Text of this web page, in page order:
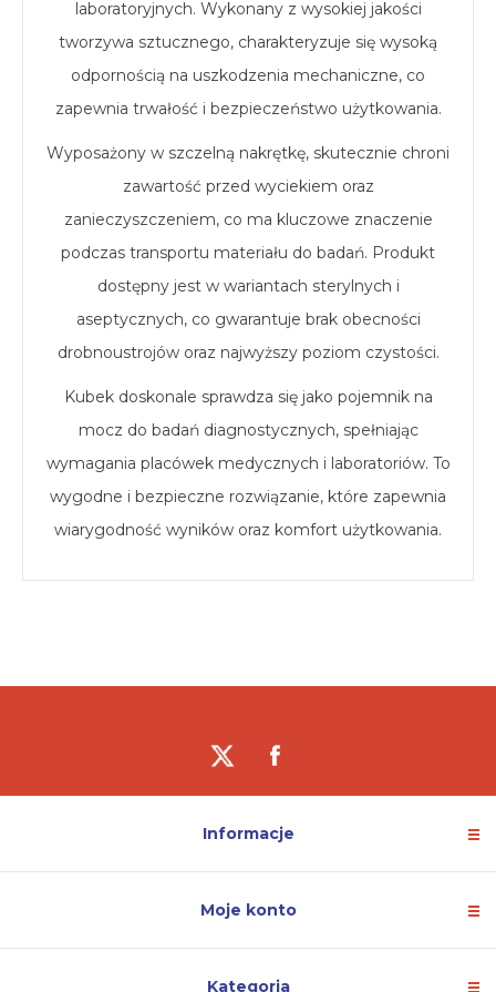
laboratoryjnych. Wykonany z wysokiej jakości
tworzywa sztucznego, charakteryzuje się wysoką
odpornością na uszkodzenia mechaniczne, co
zapewnia trwałość i bezpieczeństwo użytkowania.
Wyposażony w szczelną nakrętkę, skutecznie chroni
zawartość przed wyciekiem oraz
zanieczyszczeniem, co ma kluczowe znaczenie
podczas transportu materiału do badań. Produkt
dostępny jest w wariantach sterylnych i
aseptycznych, co gwarantuje brak obecności
drobnoustrojów oraz najwyższy poziom czystości.
Kubek doskonale sprawdza się jako pojemnik na
mocz do badań diagnostycznych, spełniając
wymagania placówek medycznych i laboratoriów. To
wygodne i bezpieczne rozwiązanie, które zapewnia
wiarygodność wyników oraz komfort użytkowania.
Informacje
Moje konto
Kategoria